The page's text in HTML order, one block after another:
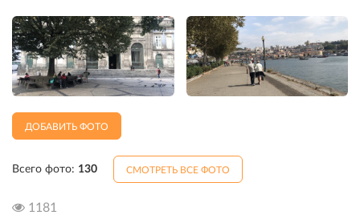
ДОБАВИТЬ ФОТО
Всего фото: 130 СМОТРЕТЬ ВСЕ ФОТО
1181